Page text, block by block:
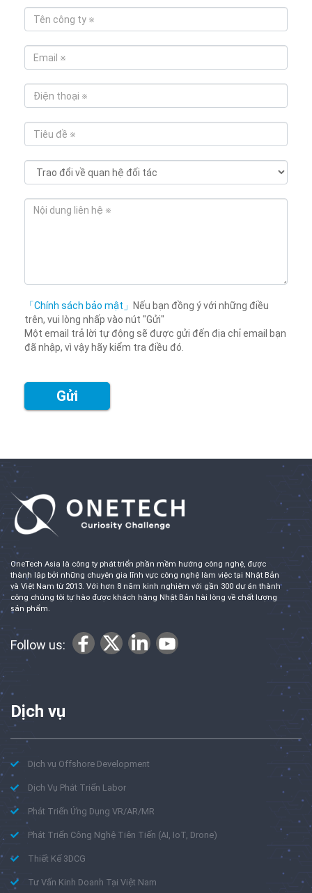
「Chính sách bảo mật」
Nếu bạn đồng ý với những điều
trên, vui lòng nhấp vào nút "Gửi"
Một email trả lời tự động sẽ được gửi đến địa chỉ email bạn
đã nhập, vì vậy hãy kiểm tra điều đó.
OneTech Asia là công ty phát triển phần mềm hướng công nghệ, được
thành lập bởi những chuyên gia lĩnh vực công nghệ làm việc tại Nhật Bản
và Việt Nam từ 2013. Với hơn 8 năm kinh nghiệm với gần 300 dự án thành
công chúng tôi tự hào được khách hàng Nhật Bản hài lòng về chất lượng
sản phẩm.
Follow us:
Dịch vụ
Dịch vụ Offshore Development
Dịch Vụ Phát Triển Labor
Phát Triển Ứng Dụng VR/AR/MR
Phát Triển Công Nghệ Tiên Tiến (AI, IoT, Drone)
Thiết Kế 3DCG
Tư Vấn Kinh Doanh Tại Việt Nam